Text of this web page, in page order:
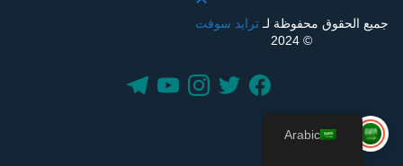
جميع الحقوق محفوظة لـترايد سوفت
© 2024
Arabic